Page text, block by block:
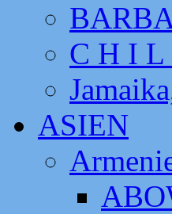
C H I L
ASIEN